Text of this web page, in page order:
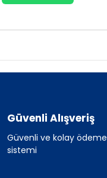
Güvenli Alışveriş
Güvenli ve kolay ödeme
sistemi